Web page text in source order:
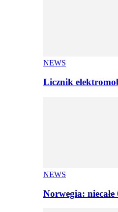
NEWS
Licznik
NEWS
Norwegia: